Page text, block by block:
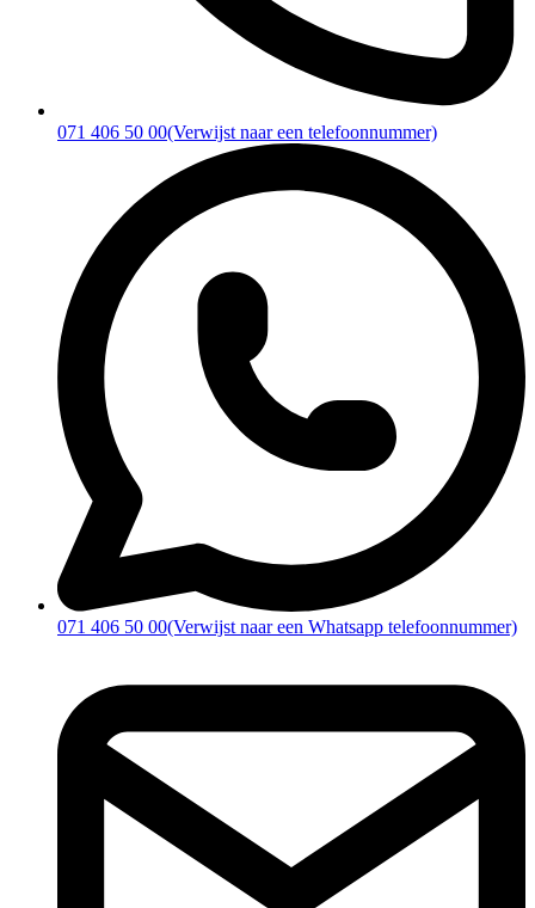
071 406 50 00(Verwijst naar een telefoonnummer)
071 406 50 00(Verwijst naar een Whatsapp telefoonnummer)